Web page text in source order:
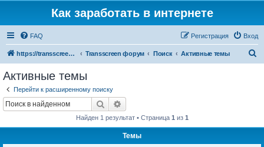
Как заработать в интернете
FAQ Вход
Регистрация
https://transscreen.ru/forum Transscreen форум Поиск Активные темы
Активные темы
Перейти к расширенному поиску
Поиск
Найден 1 результат • Страница 1 из 1
Темы